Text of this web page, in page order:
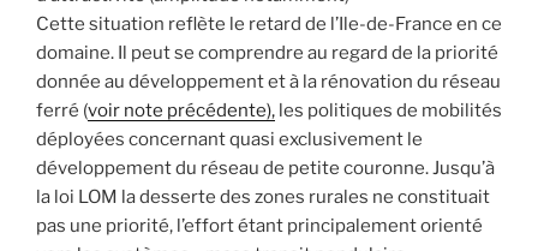
Cette situation reflète le retard de l’Ile-de-France en ce
domaine. Il peut se comprendre au regard de la priorité
donnée au développement et à la rénovation du réseau
ferré (voir note précédente), les politiques de mobilités
déployées concernant quasi exclusivement le
développement du réseau de petite couronne. Jusqu’à
la loi LOM la desserte des zones rurales ne constituait
pas une priorité, l’effort étant principalement orienté